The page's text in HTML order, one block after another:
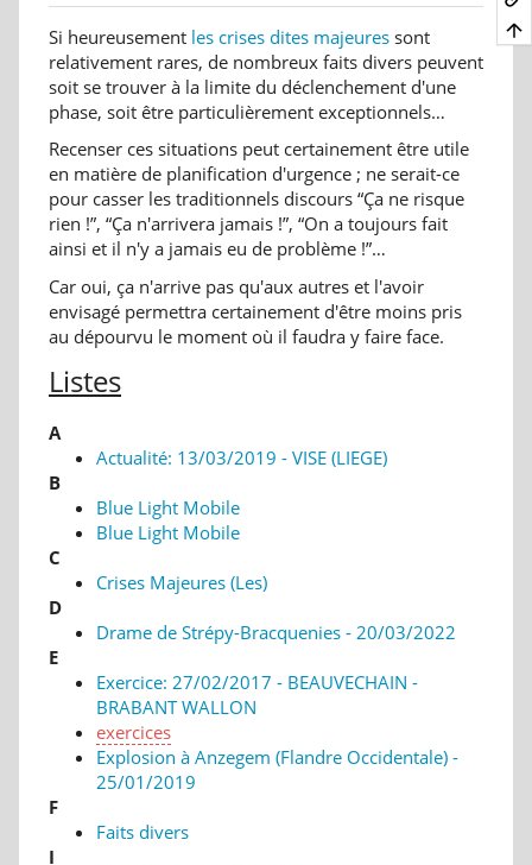
Si heureusement les crises dites majeures sont
relativement rares, de nombreux faits divers peuvent
soit se trouver à la limite du déclenchement d'une
phase, soit être particulièrement exceptionnels…
Recenser ces situations peut certainement être utile
en matière de planification d'urgence ; ne serait-ce
pour casser les traditionnels discours “Ça ne risque
rien !”, “Ça n'arrivera jamais !”, “On a toujours fait
ainsi et il n'y a jamais eu de problème !”…
Car oui, ça n'arrive pas qu'aux autres et l'avoir
envisagé permettra certainement d'être moins pris
au dépourvu le moment où il faudra y faire face.
Listes
A
Actualité: 13/03/2019 - VISE (LIEGE)
B
Blue Light Mobile
Blue Light Mobile
C
Crises Majeures (Les)
D
Drame de Strépy-Bracquenies - 20/03/2022
E
Exercice: 27/02/2017 - BEAUVECHAIN -
BRABANT WALLON
exercices
Explosion à Anzegem (Flandre Occidentale) -
25/01/2019
F
Faits divers
I